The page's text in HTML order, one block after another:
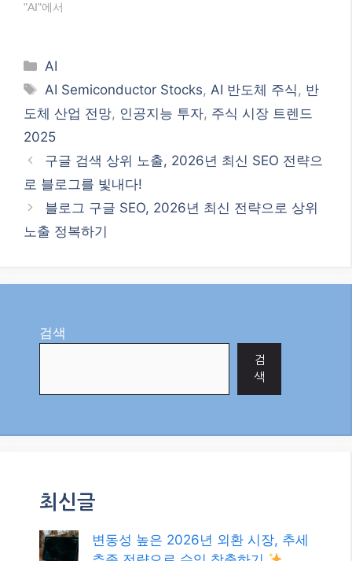
"AI"에서
Categories
AI
Tags
AI Semiconductor Stocks,AI 반도체 주식, 반
도체 산업 전망, 인공지능 투자, 주식 시장 트렌드
2025
구글 검색 상위 노출, 2026년 최신 SEO 전략으
로 블로그를 빛내다!
블로그 구글 SEO, 2026년 최신 전략으로 상위
노출 정복하기
검색
검
색
최신글
변동성 높은 2026년 외환 시장, 추세